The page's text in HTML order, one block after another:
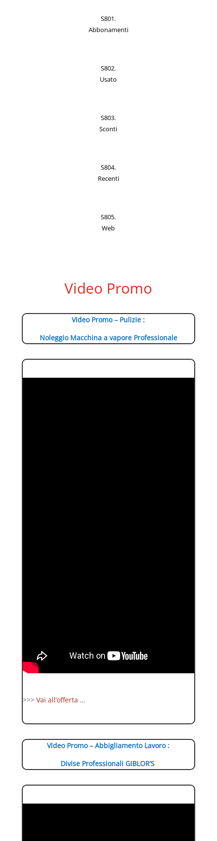
S801.
Abbonamenti
S802.
Usato
S803.
Sconti
S804.
Recenti
S805.
Web
Video Promo
Video Promo – Pulizie :
Noleggio Macchina a vapore Professionale
>>> Vai all’offerta …
Video Promo – Abbigliamento Lavoro :
Divise Professionali GIBLOR’S